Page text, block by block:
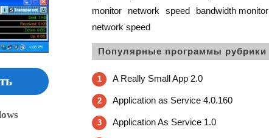
monitor
network speed
bandwidth monitor
network speed
Популярные программы рубрики
1 A Really Small App 2.0
2 Application as Service 4.0.160
3 Application As Service 1.0